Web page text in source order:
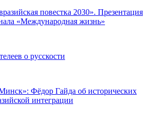
повестка 2030». Презентация
«Международная жизнь»
о русскости
Фёдор Гайда об исторических
интеграции